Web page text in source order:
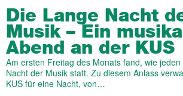
Die Lange Nacht
Musik – Ein
Abend an der KUS
Am ersten Freitag des Monats fand, wie
Nacht der Musik statt. Zu diesem Anlass
KUS für eine Nacht, von…